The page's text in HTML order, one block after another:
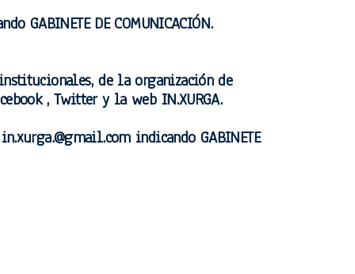
GABINETE DE COMUNICACIÓN.
de la organización de
, Twitter y la web IN.XURGA.
indicando GABINETE